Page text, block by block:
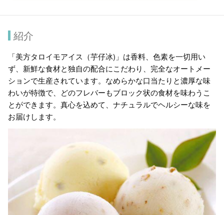
紹介
「美方タロイモアイス（芋仔冰)」は香料、色素を一切用い
ず、新鮮な食材と独自の配合にこだわり、完全なオートメー
ションで生産されています。なめらかな口当たりと濃厚な味
わいが特徴で、どのフレバーもブロック状の食材を味わうこ
とができます。真心を込めて、ナチュラルでヘルシーな味を
お届けします。